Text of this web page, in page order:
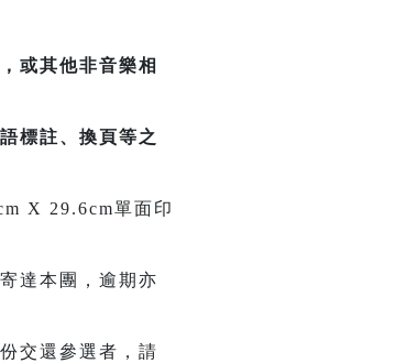
或其他非音樂相
標註、換頁等之
X 29.6cm單面印
達本團，逾期亦
交還參選者，請